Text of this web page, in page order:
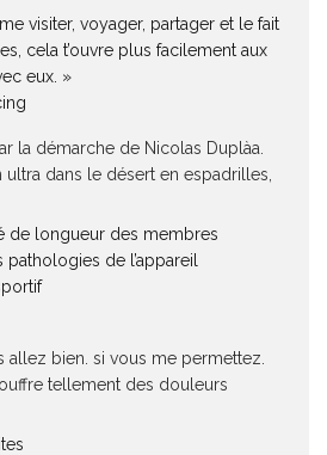
visiter, voyager, partager et le fait
cela t’ouvre plus facilement aux
eux. »
la démarche de Nicolas Duplàa.
ultra dans le désert en espadrilles,
de longueur des membres
de l’appareil
allez bien. si vous me permettez.
tellement des douleurs